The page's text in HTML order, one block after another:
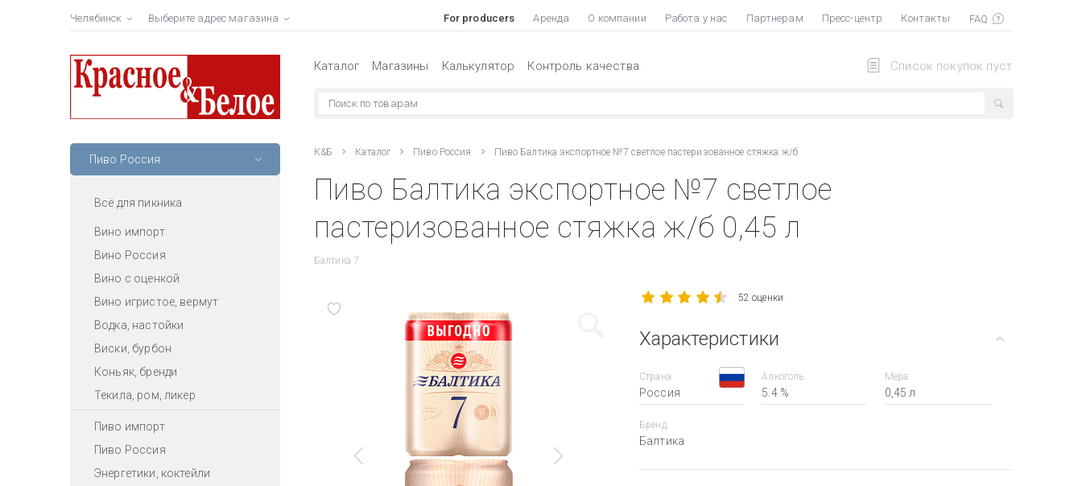
Челябинск Выберите адрес магазина For producers Аренда О компании Работа у нас Партнерам Пресс-центр Контакты
Список покупок пуст
Каталог Магазины Калькулятор Контроль качества
Пиво Россия
Всё для пикника
Вино импорт
Вино Россия
Вино с оценкой
Вино игристое, вермут
Водка, настойки
Виски, бурбон
Коньяк, бренди
Текила, ром, ликер
Пиво импорт
Пиво Россия
Энергетики, коктейли
К&Б Каталог Пиво Россия Пиво Балтика экспортное №7 светлое пастеризованное стяжка ж/б
Пиво Балтика экспортное №7 светлое
пастеризованное стяжка ж/б 0,45 л
Балтика 7
52 оценки
Характеристики
Страна
Россия
Алкоголь
5.4 %
Мера
0,45 л
Бренд
Балтика